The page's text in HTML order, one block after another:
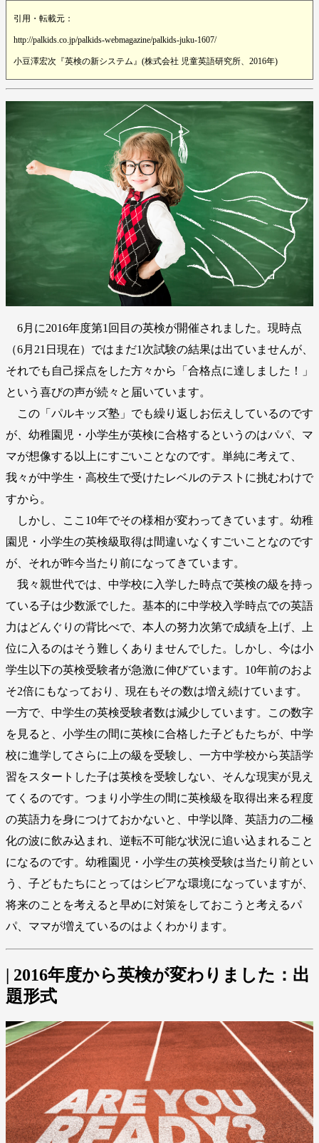
引用・転載元：
http://palkids.co.jp/palkids-webmagazine/palkids-juku-1607/
小豆澤宏次『英検の新システム』(株式会社 児童英語研究所、2016年)
6月に2016年度第1回目の英検が開催されました。現時点
（6月21日現在）ではまだ1次試験の結果は出ていませんが、
それでも自己採点をした方々から「合格点に達しました！」
という喜びの声が続々と届いています。
この「パルキッズ塾」でも繰り返しお伝えしているのです
が、幼稚園児・小学生が英検に合格するというのはパパ、マ
マが想像する以上にすごいことなのです。単純に考えて、
我々が中学生・高校生で受けたレベルのテストに挑むわけで
すから。
しかし、ここ10年でその様相が変わってきています。幼稚
園児・小学生の英検級取得は間違いなくすごいことなのです
が、それが昨今当たり前になってきています。
我々親世代では、中学校に入学した時点で英検の級を持っ
ている子は少数派でした。基本的に中学校入学時点での英語
力はどんぐりの背比べで、本人の努力次第で成績を上げ、上
位に入るのはそう難しくありませんでした。しかし、今は小
学生以下の英検受験者が急激に伸びています。10年前のおよ
そ2倍にもなっており、現在もその数は増え続けています。
一方で、中学生の英検受験者数は減少しています。この数字
を見ると、小学生の間に英検に合格した子どもたちが、中学
校に進学してさらに上の級を受験し、一方中学校から英語学
習をスタートした子は英検を受験しない、そんな現実が見え
てくるのです。つまり小学生の間に英検級を取得出来る程度
の英語力を身につけておかないと、中学以降、英語力の二極
化の波に飲み込まれ、逆転不可能な状況に追い込まれること
になるのです。幼稚園児・小学生の英検受験は当たり前とい
う、子どもたちにとってはシビアな環境になっていますが、
将来のことを考えると早めに対策をしておこうと考えるパ
パ、ママが増えているのはよくわかります。
| 2016年度から英検が変わりました：出
題形式